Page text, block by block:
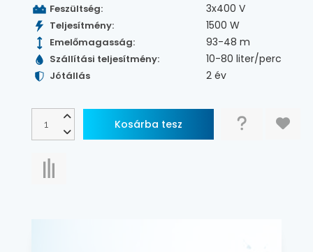
Feszültség: 3x400 V
Teljesítmény: 1500 W
Emelőmagasság: 93-48 m
Szállítási teljesítmény: 10-80 liter/perc
Jótállás 2 év